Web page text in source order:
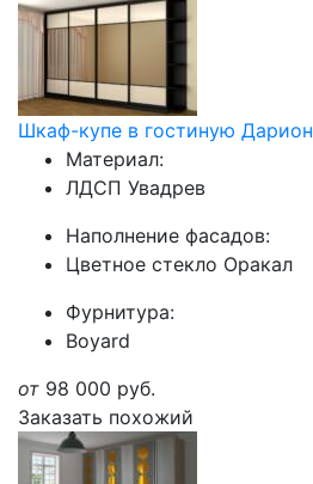
Шкаф-купе в гостиную Дарион
Материал:
ЛДСП Увадрев
Наполнение фасадов:
Цветное стекло Оракал
Фурнитура:
Boyard
от 98 000 руб.
Заказать похожий